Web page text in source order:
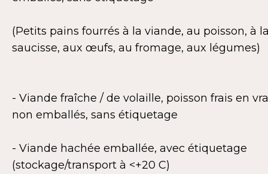
(Petits pains fourrés à la viande, au poisson, à
saucisse, aux œufs, au fromage, aux légumes)
- Viande fraîche / de volaille, poisson frais en
non emballés, sans étiquetage
- Viande hachée emballée, avec étiquetage
(stockage/transport à <+20 C)